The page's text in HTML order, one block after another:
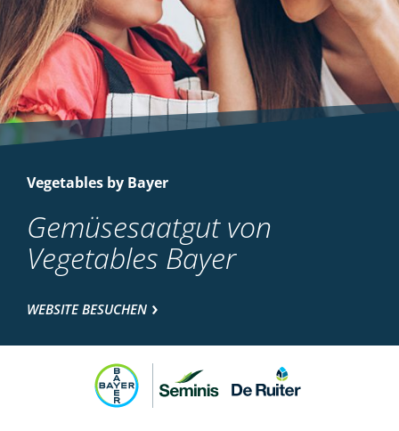
Vegetables by Bayer
Gemüsesaatgut von
Vegetables Bayer
WEBSITE BESUCHEN